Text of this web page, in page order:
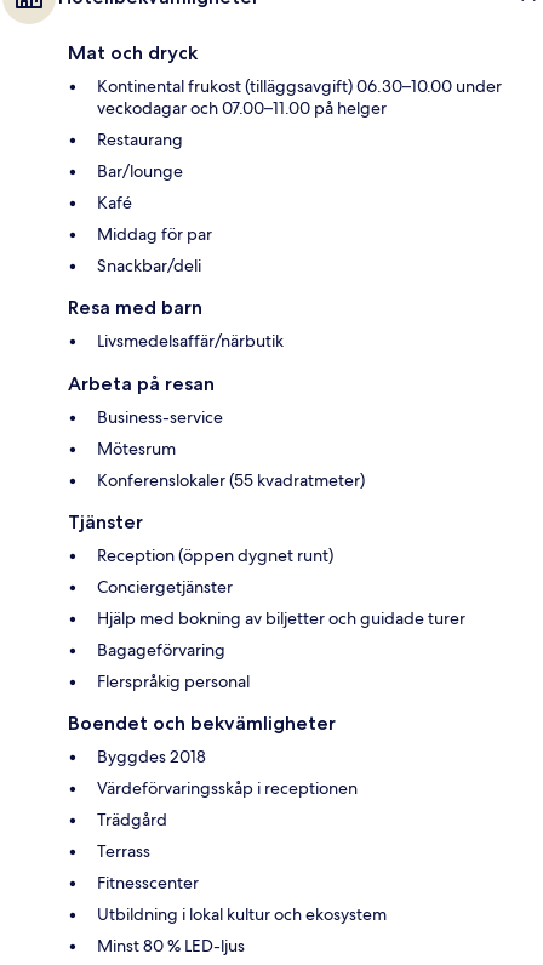
Mat och dryck
Kontinental frukost (tilläggsavgift) 06.30–10.00 under
veckodagar och 07.00–11.00 på helger
Restaurang
Bar/lounge
Kafé
Middag för par
Snackbar/deli
Resa med barn
Livsmedelsaffär/närbutik
Arbeta på resan
Business-service
Mötesrum
Konferenslokaler (55 kvadratmeter)
Tjänster
Reception (öppen dygnet runt)
Conciergetjänster
Hjälp med bokning av biljetter och guidade turer
Bagageförvaring
Flerspråkig personal
Boendet och bekvämligheter
Byggdes 2018
Värdeförvaringsskåp i receptionen
Trädgård
Terrass
Fitnesscenter
Utbildning i lokal kultur och ekosystem
Minst 80 % LED-ljus